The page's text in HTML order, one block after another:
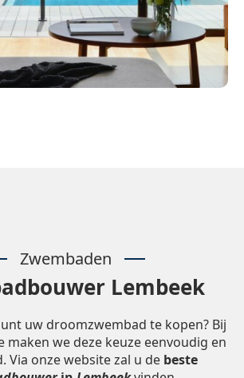
Zwembaden
Lembeek
uw droomzwembad te kopen? Bij
maken we deze keuze eenvoudig en
Via onze website zal u de beste